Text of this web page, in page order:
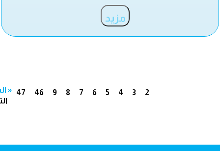
مزيد
« 2
3
4
5
6
7
8
9
46
47